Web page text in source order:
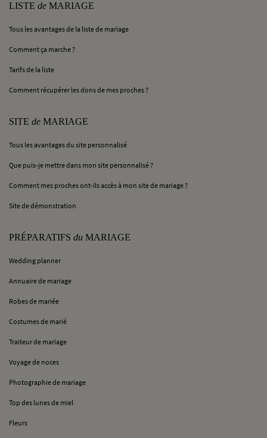
LISTE de MARIAGE
Tous les avantages de la liste de mariage
Comment ça marche ?
Tarifs de la liste
Comment récupérer les dons de mes proches ?
SITE de MARIAGE
Tous les avantages du site personnalisé
Que puis-je mettre dans mon site personnalisé ?
Comment mes proches ont-ils accès à mon site de mariage ?
Site de démonstration
PRÉPARATIFS du MARIAGE
Wedding planner
Annuaire de mariage
Robes de mariée
Costumes de marié
Traiteur de mariage
Voyage de noces
Photographie de mariage
Top des lunes de miel
Fleurs